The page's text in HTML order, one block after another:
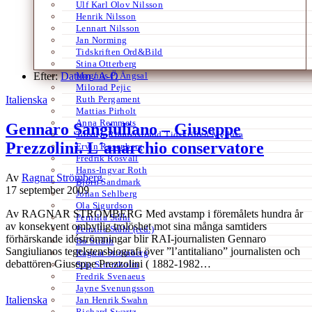
Ulf Karl Olov Nilsson
Henrik Nilsson
Lennart Nilsson
Jan Norming
Tidskriften Ord&Bild
Stina Otterberg
Magnus P. Ängsal
Milorad Pejic
Ruth Pergament
Mattias Pirholt
Anna Remmets
Torsten Rönnerstrand Tidskriften Medusa
Ervin Rosenberg
Fredrik Rosvall
Hans-Ingvar Roth
Björn Sandmark
Johan Sehlberg
Ola Sigurdson
Pernilla Ståhl
Pernilla Ståhl (red.)
Bo Stråth
Ragnar Strömberg
Stig Strömholm
Fredrik Svenaeus
Jayne Svenungsson
Jan Henrik Swahn
Efter:Datum /A-Ö
Italienska
Gennaro Sangiuliano – Giuseppe
Prezzolini. L´anarchio conservatore
Av Ragnar Strömberg
17 september 2009
Av RAGNAR STRÖMBERG Med avstamp i föremålets hundra år
av konsekvent ombytlig trolöshet mot sina många samtiders
förhärskande idéströmningar blir RAI-journalisten Gennaro
Sangiulianos tegelstensbiografi över ”l’antitaliano” journalisten och
debattören Giuseppe Prezzolini ( 1882-1982…
Italienska